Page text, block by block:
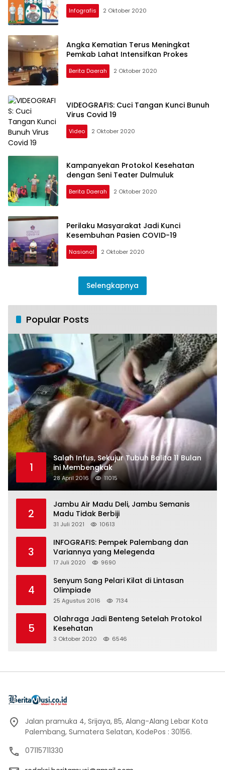
Infografis 2 Oktober 2020
Angka Kematian Terus Meningkat
Pemkab Lahat Intensifkan Prokes
Berita Daerah 2 Oktober 2020
VIDEOGRAFIS: Cuci Tangan Kunci Bunuh
Virus Covid 19
Video 2 Oktober 2020
Kampanyekan Protokol Kesehatan
dengan Seni Teater Dulmuluk
Berita Daerah 2 Oktober 2020
Perilaku Masyarakat Jadi Kunci
Kesembuhan Pasien COVID-19
Nasional 2 Oktober 2020
Selengkapnya
Popular Posts
1
Salah Infus, Sekujur Tubuh Balita 11 Bulan
ini Membengkak
28 April 2016 11015
2
Jambu Air Madu Deli, Jambu Semanis
Madu Tidak Berbiji
31 Juli 2021 10613
3
INFOGRAFIS: Pempek Palembang dan
Variannya yang Melegenda
17 Juli 2020 9690
4
Senyum Sang Pelari Kilat di Lintasan
Olimpiade
25 Agustus 2016 7134
5
Olahraga Jadi Benteng Setelah Protokol
Kesehatan
3 Oktober 2020 6546
Jalan pramuka 4, Srijaya, B5, Alang-Alang Lebar Kota
Palembang, Sumatera Selatan, KodePos : 30156.
07115711330